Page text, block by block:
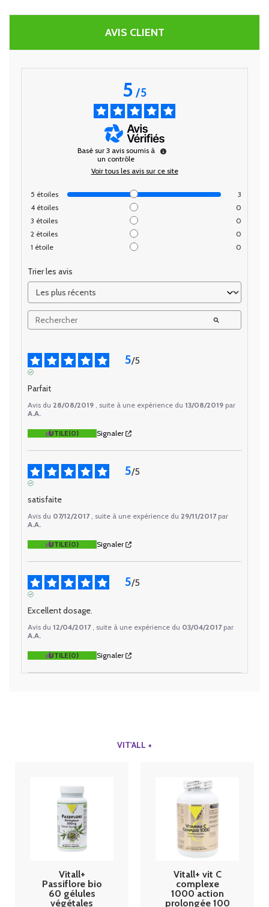
AVIS CLIENT
5/5
Basé sur 3 avis soumis à
un contrôle
Voir tous les avis sur ce site
5 étoiles
3
4 étoiles
0
3 étoiles
0
2 étoiles
0
1 étoile 0
Trier les avis
5/5
Parfait
Avis du 28/08/2019 , suite à une expérience du 13/08/2019 par
A.A.
UTILE(0) Signaler
5/5
satisfaite
Avis du 07/12/2017 , suite à une expérience du 29/11/2017 par
A.A.
UTILE(0) Signaler
5/5
Excellent dosage.
Avis du 12/04/2017 , suite à une expérience du 03/04/2017 par
A.A.
UTILE(0) Signaler
VIT'ALL +
Vitall+
Passiflore bio
60 gélules
végétales
Vitall+ vit C
complexe
1000 action
prolongée 100